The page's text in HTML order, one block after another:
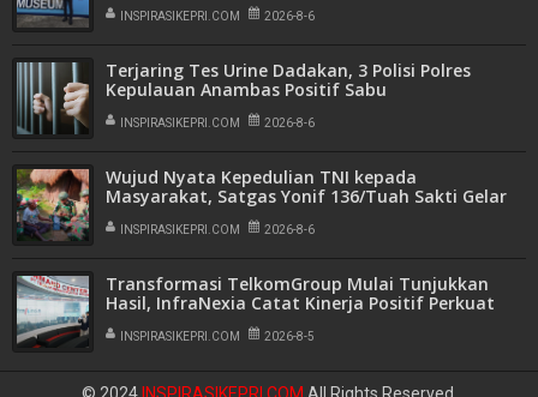
INSPIRASIKEPRI.COM 2026-8-6
Terjaring Tes Urine Dadakan, 3 Polisi Polres
Kepulauan Anambas Positif Sabu
INSPIRASIKEPRI.COM 2026-8-6
Wujud Nyata Kepedulian TNI kepada
Masyarakat, Satgas Yonif 136/Tuah Sakti Gelar
Pengobatan Keliling di Kampung Kalome
INSPIRASIKEPRI.COM 2026-8-6
Transformasi TelkomGroup Mulai Tunjukkan
Hasil, InfraNexia Catat Kinerja Positif Perkuat
Infrastruktur Digital Nasional
INSPIRASIKEPRI.COM 2026-8-5
© 2024 INSPIRASIKEPRI.COM All Rights Reserved.